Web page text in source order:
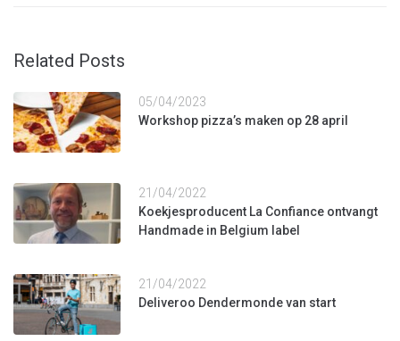
Related Posts
05/04/2023
Workshop pizza’s maken op 28 april
21/04/2022
Koekjesproducent La Confiance ontvangt
Handmade in Belgium label
21/04/2022
Deliveroo Dendermonde van start